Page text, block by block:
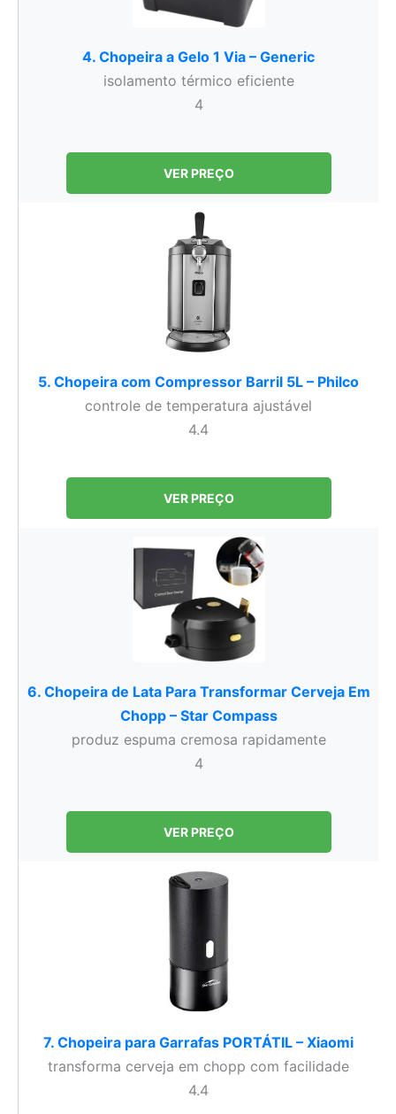
4. Chopeira a Gelo 1 Via – Generic
isolamento térmico eficiente
4
VER PREÇO
5. Chopeira com Compressor Barril 5L – Philco
controle de temperatura ajustável
4.4
VER PREÇO
6. Chopeira de Lata Para Transformar Cerveja Em
Chopp – Star Compass
produz espuma cremosa rapidamente
4
VER PREÇO
7. Chopeira para Garrafas PORTÁTIL – Xiaomi
transforma cerveja em chopp com facilidade
4.4